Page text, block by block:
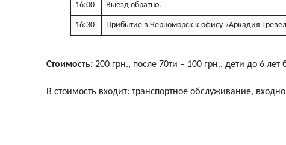
16:00 Выезд обратно.
16:30 Прибытие в Черноморск к офису «Аркадия
Стоимость: 200 грн., после 70ти – 100 грн., дети до 6
В стоимость входит: транспортное обслуживание,